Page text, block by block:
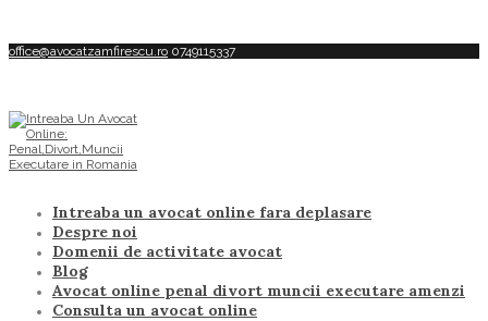
office@avocatzamfirescu.ro 0749115337
Intreaba un avocat online fara deplasare
Despre noi
Domenii de activitate avocat
Blog
Avocat online penal divort muncii executare amenzi
Consulta un avocat online